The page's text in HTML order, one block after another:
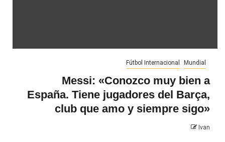
Fútbol Internacional Mundial
Messi: «Conozco muy bien a
España. Tiene jugadores del Barça,
club que amo y siempre sigo»
Ivan